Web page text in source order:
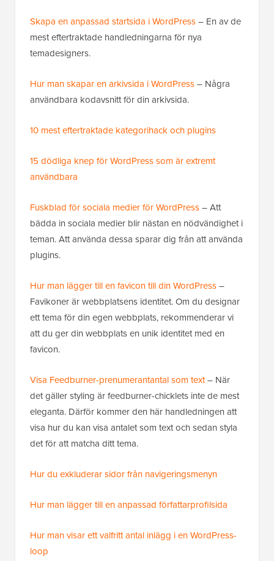
Skapa en anpassad startsida i WordPress– En av de
mest eftertraktade handledningarna för nya
temadesigners.
Hur man skapar en arkivsida i WordPress– Några
användbara kodavsnitt för din arkivsida.
10 mest eftertraktade kategorihack och plugins
15 dödliga knep för WordPress som är extremt
användbara
Fuskblad för sociala medier för WordPress– Att
bädda in sociala medier blir nästan en nödvändighet i
teman. Att använda dessa sparar dig från att använda
plugins.
Hur man lägger till en favicon till din WordPress–
Favikoner är webbplatsens identitet. Om du designar
ett tema för din egen webbplats, rekommenderar vi
att du ger din webbplats en unik identitet med en
favicon.
Visa Feedburner-prenumerantantal som text– När
det gäller styling är feedburner-chicklets inte de mest
eleganta. Därför kommer den här handledningen att
visa hur du kan visa antalet som text och sedan styla
det för att matcha ditt tema.
Hur du exkluderar sidor från navigeringsmenyn
Hur man lägger till en anpassad författarprofilsida
Hur man visar ett valfritt antal inlägg i en WordPress-
loop